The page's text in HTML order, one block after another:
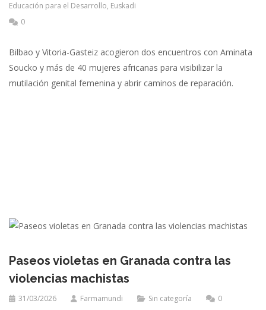
Educación para el Desarrollo, Euskadi
0
Bilbao y Vitoria-Gasteiz acogieron dos encuentros con Aminata
Soucko y más de 40 mujeres africanas para visibilizar la
mutilación genital femenina y abrir caminos de reparación.
Paseos violetas en Granada contra las
violencias machistas
31/03/2026 Farmamundi Sin categoría 0